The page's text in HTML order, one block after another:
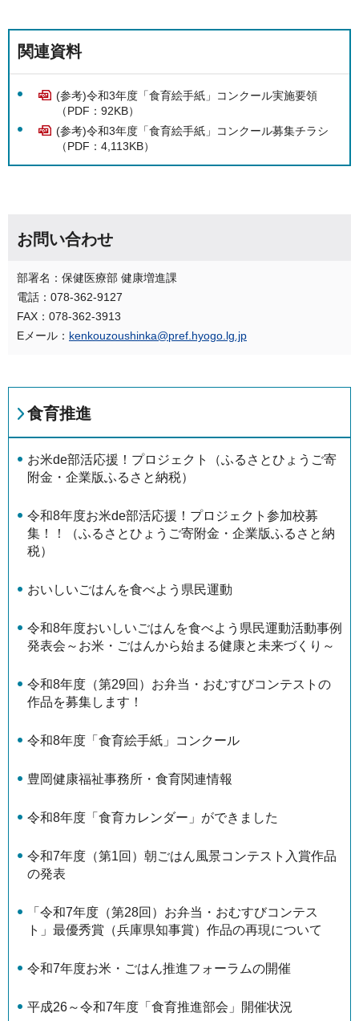
関連資料
(参考)令和3年度「食育絵手紙」コンクール実施要領
（PDF：92KB）
(参考)令和3年度「食育絵手紙」コンクール募集チラシ
（PDF：4,113KB）
お問い合わせ
部署名：保健医療部 健康増進課
電話：078-362-9127
FAX：078-362-3913
Eメール： kenkouzoushinka@pref.hyogo.lg.jp
食育推進
お米de部活応援！プロジェクト（ふるさとひょうご寄
附金・企業版ふるさと納税）
令和8年度お米de部活応援！プロジェクト参加校募
集！！（ふるさとひょうご寄附金・企業版ふるさと納
税）
おいしいごはんを食べよう県民運動
令和8年度おいしいごはんを食べよう県民運動活動事例
発表会～お米・ごはんから始まる健康と未来づくり～
令和8年度（第29回）お弁当・おむすびコンテストの
作品を募集します！
令和8年度「食育絵手紙」コンクール
豊岡健康福祉事務所・食育関連情報
令和8年度「食育カレンダー」ができました
令和7年度（第1回）朝ごはん風景コンテスト入賞作品
の発表
「令和7年度（第28回）お弁当・おむすびコンテス
ト」最優秀賞（兵庫県知事賞）作品の再現について
令和7年度お米・ごはん推進フォーラムの開催
平成26～令和7年度「食育推進部会」開催状況